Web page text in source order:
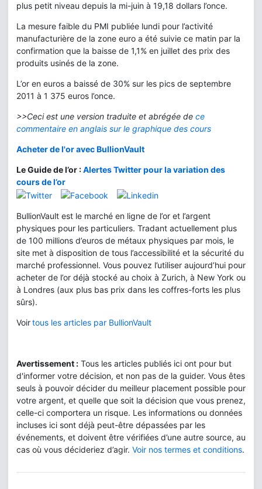
plus petit niveau depuis la mi-juin à 19,18 dollars l’once.
La mesure faible du PMI publiée lundi pour l’activité
manufacturière de la zone euro a été suivie ce matin par la
confirmation que la baisse de 1,1% en juillet des prix des
produits usinés de la zone.
L’or en euros a baissé de 30% sur les pics de septembre
2011 à 1 375 euros l’once.
>>Ceci est une version traduite et abrégée de ce
commentaire en anglais sur le graphique des cours
Acheter de l'or avec BullionVault
Le Guide de l’or :Alertes Twitter pour la variation des
cours de l’or
BullionVault est le marché en ligne de l’or et l’argent
physiques pour les particuliers. Tradant actuellement plus
de 100 millions d’euros de métaux physiques par mois, le
site met à disposition de tous l’accessibilité et la sécurité du
marché professionnel. Vous pouvez l’utiliser aujourd’hui pour
acheter de l’or déjà stocké au choix à Zurich, à New York ou
à Londres (aux plus bas prix dans les coffres-forts les plus
sûrs).
Voirtous les articles par BullionVault
Avertissement : Tous les articles publiés ici ont pour but
d'informer votre décision, et non pas de la guider. Vous êtes
seuls à pouvoir décider du meilleur placement possible pour
votre argent, et quelle que soit la décision que vous prenez,
celle-ci comportera un risque. Les informations ou données
incluses ici sont déjà peut-être dépassées par les
événements, et doivent être vérifiées d’une autre source, au
cas où vous décideriez d’agir. Voir nos termes et conditions.